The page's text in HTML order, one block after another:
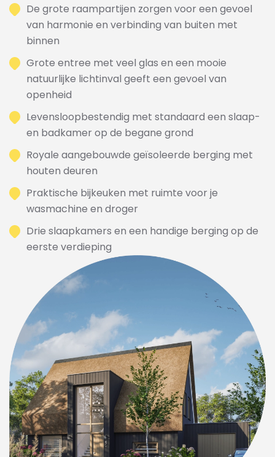
De grote raampartijen zorgen voor een gevoel
van harmonie en verbinding van buiten met
binnen
Grote entree met veel glas en een mooie
natuurlijke lichtinval geeft een gevoel van
openheid
Levensloopbestendig met standaard een slaap-
en badkamer op de begane grond
Royale aangebouwde geïsoleerde berging met
houten deuren
Praktische bijkeuken met ruimte voor je
wasmachine en droger
Drie slaapkamers en een handige berging op de
eerste verdieping